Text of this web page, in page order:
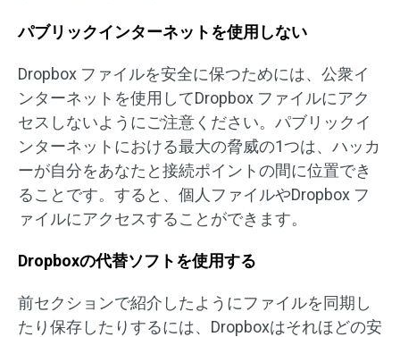
パブリックインターネットを使用しない
Dropbox ファイルを安全に保つためには、公衆イ
ンターネットを使用してDropbox ファイルにアク
セスしないようにご注意ください。パブリックイ
ンターネットにおける最大の脅威の1つは、ハッカ
ーが自分をあなたと接続ポイントの間に位置でき
ることです。すると、個人ファイルやDropbox フ
ァイルにアクセスすることができます。
Dropboxの代替ソフトを使用する
前セクションで紹介したようにファイルを同期し
たり保存したりするには、Dropboxはそれほどの安